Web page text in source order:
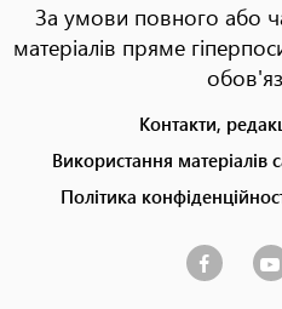
За умови повного або
матеріалів пряме
menu
Контакти,
Використання матеріалів
Політика